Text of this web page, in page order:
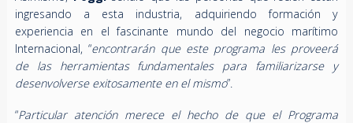
ingresando a esta industria, adquiriendo formación y
experiencia en el fascinante mundo del negocio marítimo
Internacional, “encontrarán que este programa les proveerá
de las herramientas fundamentales para familiarizarse y
desenvolverse exitosamente en el mismo”.
“Particular atención merece el hecho de que el Programa